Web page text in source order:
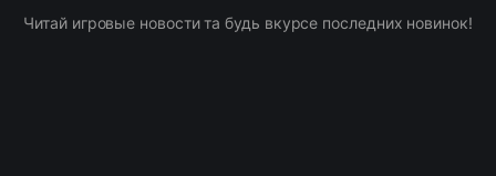
Читай игровые новости та будь вкурсе последних новинок!